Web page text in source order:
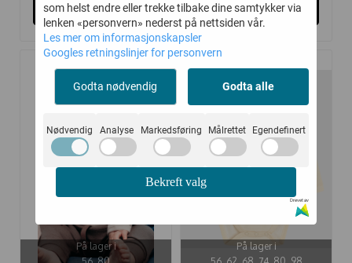
Kjøp Kjøp
-50%
På lager i
-50%
På lager i
som helst endre eller trekke tilbake dine samtykker via
lenken «personvern» nederst på nettsiden vår.
Les mer om informasjonskapsler
Googles retningslinjer for personvern
Godta nødvendig Godta alle
Nødvendig Analyse Markedsføring Målrettet Egendefinert
Bekreft valg
Drevet av